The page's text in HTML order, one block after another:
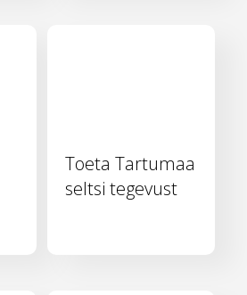
Toeta Tartumaa
seltsi tegevust